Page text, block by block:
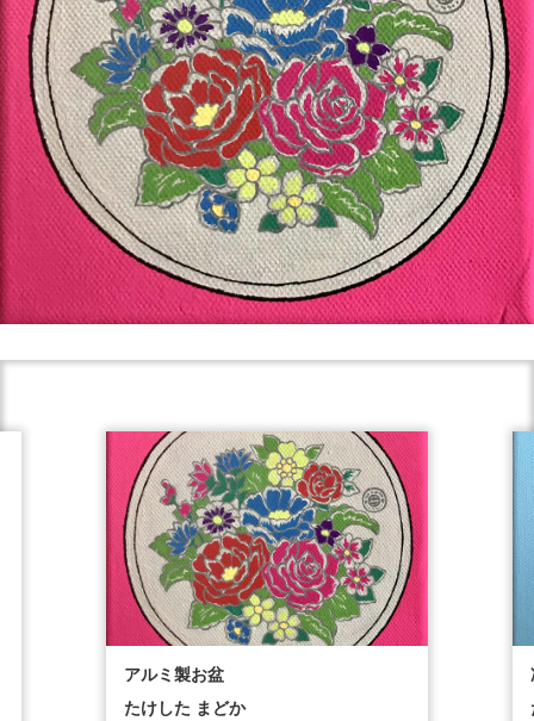
アルミ製お盆
たけした まどか